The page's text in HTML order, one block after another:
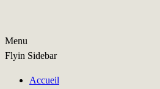
Menu
Flyin Sidebar
Accueil